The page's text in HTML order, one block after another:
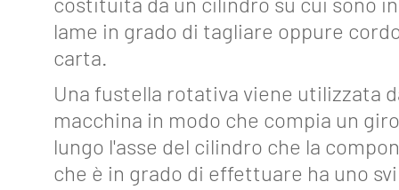
Collegamenti
Industria
4.0
Eventi
Glossario
costituita da un cilindro su cui sono
lame in grado di tagliare oppure
carta.
Una fustella rotativa viene utilizzata
macchina in modo che compia un
lungo l'asse del cilindro che la
che è in grado di effettuare ha uno